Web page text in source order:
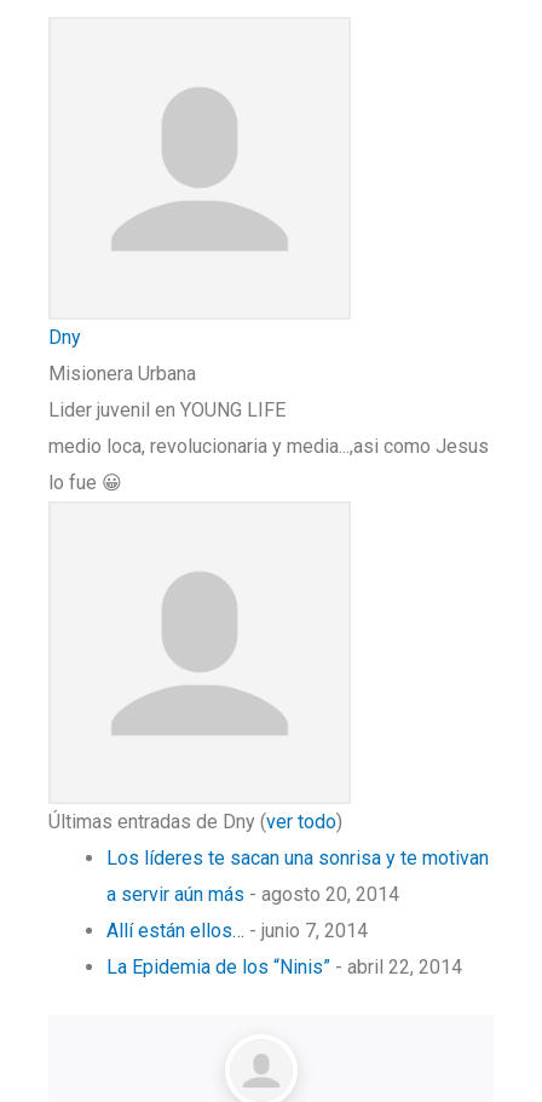
Dny
Misionera Urbana
Lider juvenil en YOUNG LIFE
medio loca, revolucionaria y media...,asi como Jesus
lo fue 😀
Últimas entradas de Dny (ver todo)
Los líderes te sacan una sonrisa y te motivan
a servir aún más - agosto 20, 2014
Allí están ellos… - junio 7, 2014
La Epidemia de los “Ninis” - abril 22, 2014